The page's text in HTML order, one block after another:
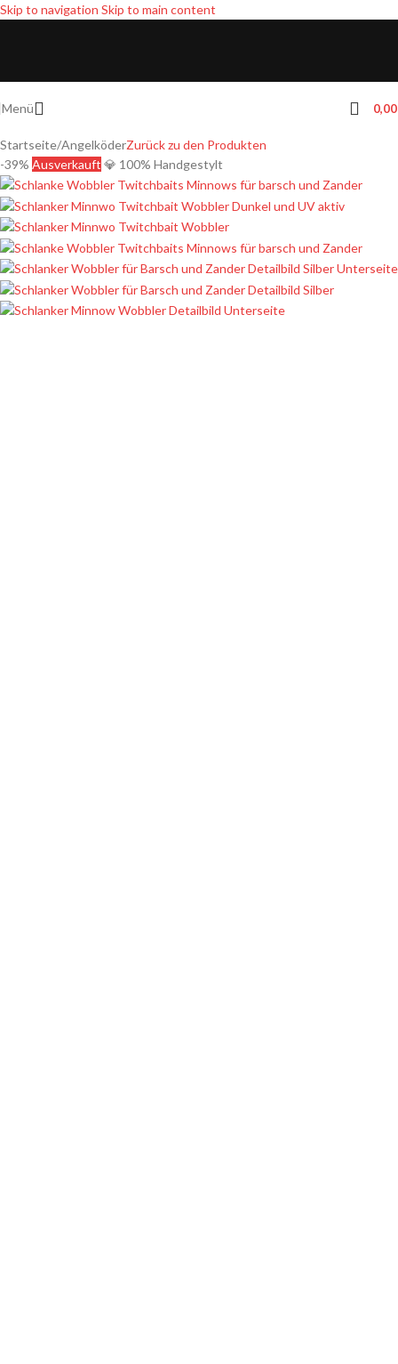
Skip to navigation Skip to main content
Menü
Startseite/AngelköderZurück zu den Produkten
-39% Ausverkauft 💎 100% Handgestylt